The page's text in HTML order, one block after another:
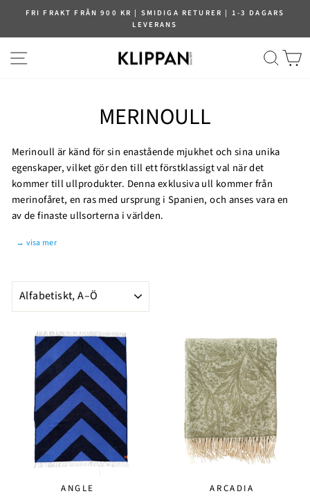
FortsättFRI FRAKT FRÅN 900 KR | SMIDIGA RETURER | 1-3 DAGARS
LEVERANS
SÖK
MERINOULL
Merinoull är känd för sin enastående mjukhet och sina unika
egenskaper, vilket gör den till ett förstklassigt val när det
kommer till ullprodukter. Denna exklusiva ull kommer från
merinofåret, en ras med ursprung i Spanien, och anses vara en
av de finaste ullsorterna i världen.
→ visa mer
ANGLE ARCADIA